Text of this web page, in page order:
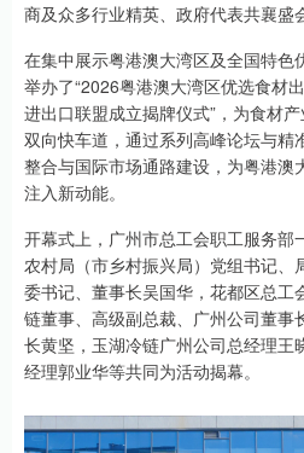
商及众多行业精英、政府代表共襄盛
在集中展示粤港澳大湾区及全国特色
举办了“2026粤港澳大湾区优选食材
进出口联盟成立揭牌仪式”，为食材
双向快车道，通过系列高峰论坛与精
整合与国际市场通路建设，为粤港澳
注入新动能。
开幕式上，广州市总工会职工服务部
农村局（市乡村振兴局）党组书记、
委书记、董事长吴国华，花都区总工
链董事、高级副总裁、广州公司董事
长黄坚，玉湖冷链广州公司总经理王
经理郭业华等共同为活动揭幕。